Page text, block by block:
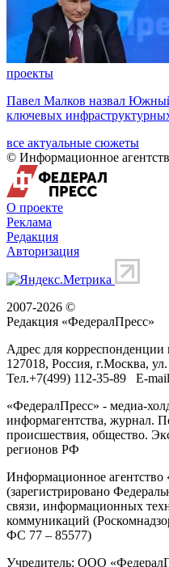
проекты
Павел Малков назвал
ключевых
все актуальные сюжеты
© Информационное
О проекте
Реклама
Редакция
Авторизация
2007-2026 ©
Редакция «ФедералПресс»
Адрес для корреспонденции
127018, Россия, г.Москва,
Тел.+7(499) 112-35-89 E-
«ФедералПресс» - медиа-
информагентства, журнал.
происшествия, общество.
регионов РФ
Информационное агентство
(зарегистрировано
связи, информационных
коммуникаций
ФС 77 – 85577)
Учредитель: ООО